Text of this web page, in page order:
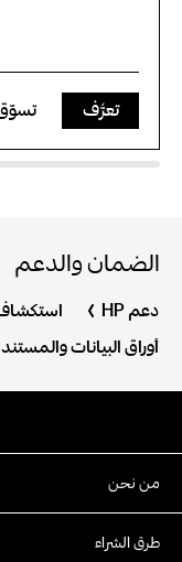
تعرَّف
الضمان والدعم
دعم HP
أوراق البيانات
من نحن
طرق الشراء